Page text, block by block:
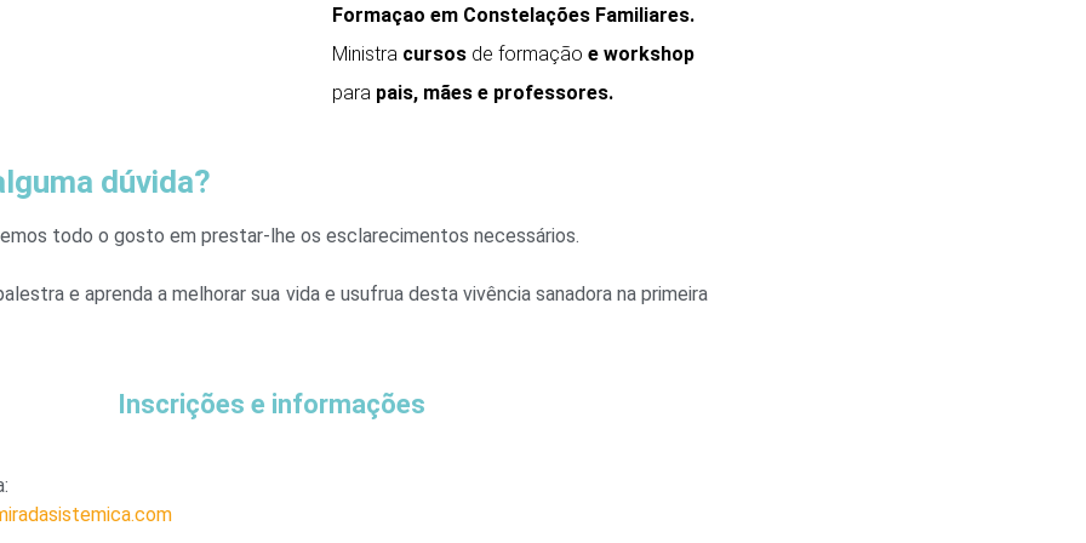
Formaçao em Constelações Familiares.
Ministra cursos de formação e workshop
para pais, mães e professores.
dúvida?
todo o gosto em prestar-lhe os esclarecimentos necessários.
e aprenda a melhorar sua vida e usufrua desta vivência sanadora na primeira
Inscrições e informações